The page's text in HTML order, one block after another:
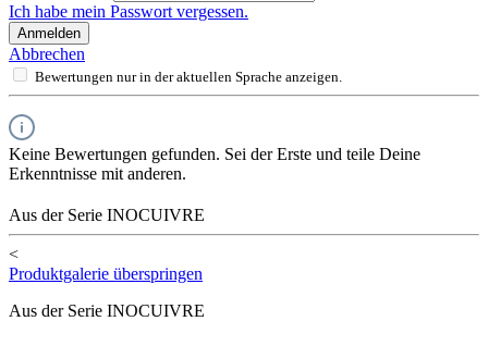
Ich habe mein Passwort vergessen.
Anmelden
Abbrechen
Bewertungen nur in der aktuellen Sprache anzeigen.
Keine Bewertungen gefunden. Sei der Erste und teile Deine
Erkenntnisse mit anderen.
Aus der Serie INOCUIVRE
<
Produktgalerie überspringen
Aus der Serie INOCUIVRE